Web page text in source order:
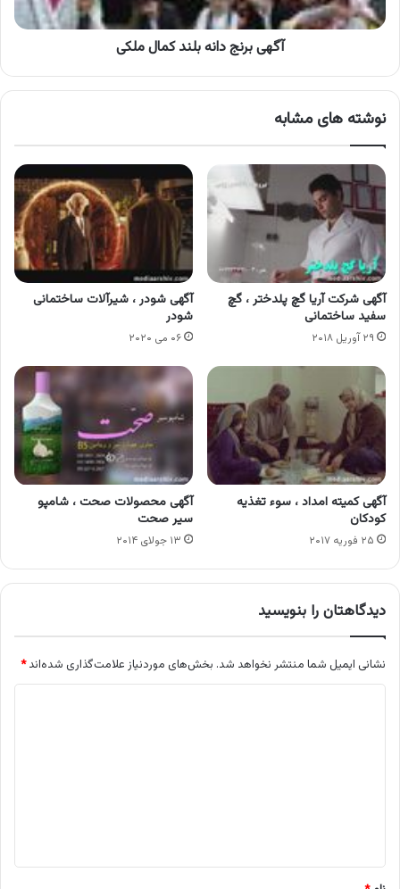
آگهی برنج دانه بلند کمال ملکی
نوشته های مشابه
آگهی شرکت آریا گچ پلدختر ، گچ
سفید ساختمانی
۲۹ آوریل ۲۰۱۸
آگهی شودر ، شیرآلات ساختمانی
شودر
۰۶ می ۲۰۲۰
آگهی کمیته امداد ، سوء تغذیه
کودکان
۲۵ فوریه ۲۰۱۷
آگهی محصولات صحت ، شامپو
سیر صحت
۱۳ جولای ۲۰۱۴
دیدگاهتان را بنویسید
نشانی ایمیل شما منتشر نخواهد شد. بخش‌های موردنیاز علامت‌گذاری شده‌اند*